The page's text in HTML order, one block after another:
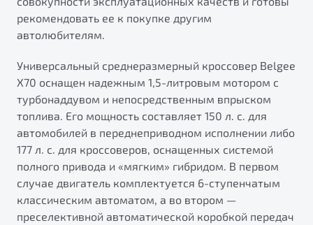
рекомендовать ее к покупке другим
автолюбителям.
Универсальный среднеразмерный кроссовер Belgee
X70 оснащен надежным 1,5-литровым мотором с
турбонаддувом и непосредственным впрыском
топлива. Его мощность составляет 150 л. с. для
автомобилей в переднеприводном исполнении либо
177 л. с. для кроссоверов, оснащенных системой
полного привода и «мягким» гибридом. В первом
случае двигатель комплектуется 6-ступенчатым
классическим автоматом, а во втором —
преселективной автоматической коробкой передач